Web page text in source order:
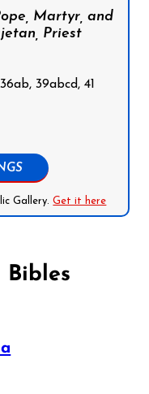
Martyr, and
Priest
39abcd, 41
Gallery.Get it here
Bibles